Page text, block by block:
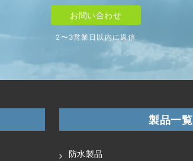
お問い合わせ
2〜3営業日以内に返信
製品一覧
防水製品